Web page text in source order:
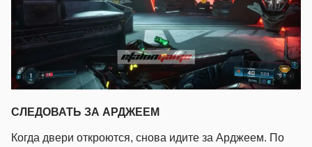
СЛЕДОВАТЬ ЗА АРДЖЕЕМ
Когда двери откроются, снова идите за Арджеем. По